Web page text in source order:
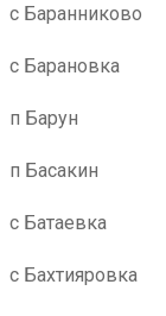
с Баранниково
с Барановка
п Барун
п Басакин
с Батаевка
с Бахтияровка